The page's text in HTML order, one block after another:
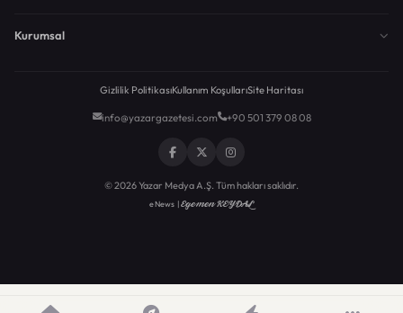
Kurumsal
Gizlilik PolitikasıKullanım KoşullarıSite Haritası
info@yazargazetesi.com +90 501 379 08 08
© 2026 Yazar Medya A.Ş. Tüm hakları saklıdır.
eNews |Egemen KEYDAL